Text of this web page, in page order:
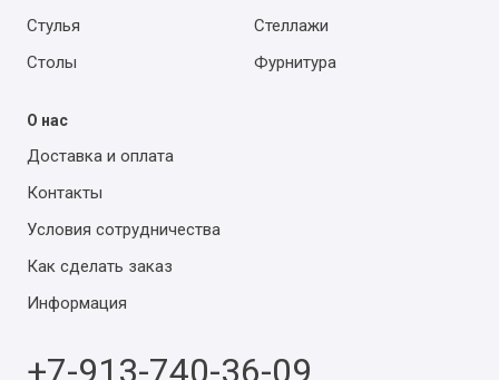
Стулья
Столы
Стеллажи
Фурнитура
О нас
Доставка и оплата
Контакты
Условия сотрудничества
Как сделать заказ
Информация
+7-913-740-36-09